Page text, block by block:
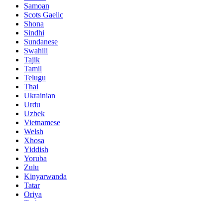
Samoan
Scots Gaelic
Shona
Sindhi
Sundanese
Swahili
Tajik
Tamil
Telugu
Thai
Ukrainian
Urdu
Uzbek
Vietnamese
Welsh
Xhosa
Yiddish
Yoruba
Zulu
Kinyarwanda
Tatar
Oriya